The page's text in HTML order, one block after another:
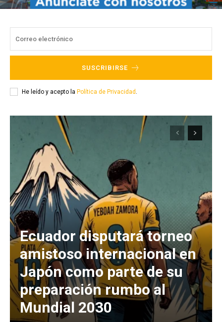
SUSCRIBIRSE
He leído y acepto la Política de Privacidad
Ecuador disputará torneo
amistoso internacional en
Japón como parte de su
preparación rumbo al
Mundial 2030